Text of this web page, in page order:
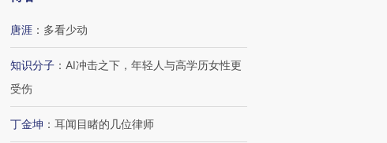
唐涯 ： 多看少动
知识分子 ： AI冲击之下，年轻人与高学历女性更
受伤
丁金坤 ： 耳闻目睹的几位律师